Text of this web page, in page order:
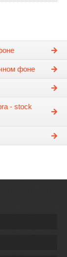
фоне
- stock